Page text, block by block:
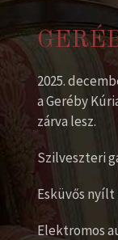
2025.
a Geréby
zárva lesz.
Szilveszteri
Esküvős nyílt
Elektromos